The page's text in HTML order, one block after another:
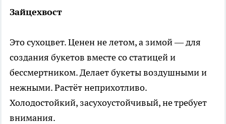
Зайцехвост
Это сухоцвет. Ценен не летом, а зимой — для
создания букетов вместе со статицей и
бессмертником. Делает букеты воздушными и
нежными. Растёт неприхотливо.
Холодостойкий, засухоустойчивый, не требует
внимания.